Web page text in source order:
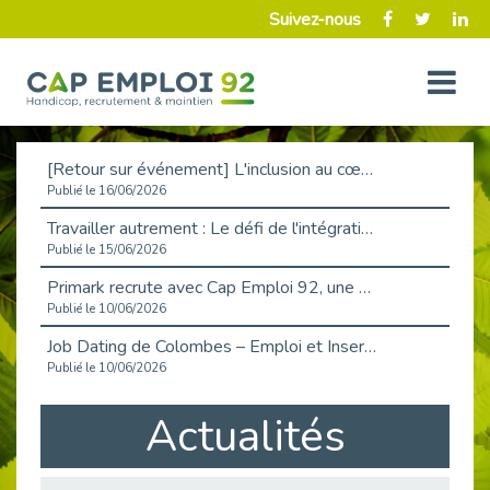
Suivez-nous
[Retour sur événement] L'inclusion au cœur de la Place de l'Emploi à La Défense !
Publié le 16/06/2026
Travailler autrement : Le défi de l'intégration des maladies chroniques en entreprise
Publié le 15/06/2026
Primark recrute avec Cap Emploi 92, une matinée couronnée de succès !
Publié le 10/06/2026
Job Dating de Colombes – Emploi et Insertion
Publié le 10/06/2026
Aborder l'entretien et la situation de handicap en toute confiance
Publié le 09/06/2026
Retour sur l’atelier « Optimiser sa recherche d’emploi »
Actualités